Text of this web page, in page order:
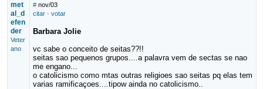
met
al_d
efen
der
Veter
ano
# nov/03
citar· votar
Barbara Jolie
vc sabe o conceito de seitas??!!
seitas sao pequenos grupos....a palavra vem de sectas se nao
me engano...
o catolicismo como mtas outras religioes sao seitas pq elas tem
varias ramificaçoes....tipow ainda no catolicismo..